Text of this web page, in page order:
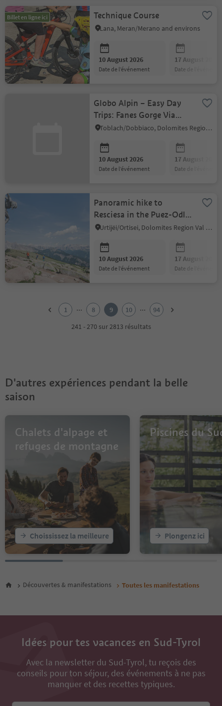
Billet en ligne ici Technique Course
Lana, Meran/Merano and environs
10 August 2026
date de l’événement
17 August 2026
date de
Globo Alpin – Easy Day
Trips: Fanes Gorge Via
Ferrata Tour
Toblach/Dobbiaco, Dolomites Region 3 Zinnen
10 August 2026
date de l’événement
17 August 2026
date de
Panoramic hike to
Resciesa in the Puez-Odle
Nature Park
Urtijëi/Ortisei, Dolomites Region Val Gardena
10 August 2026
date de l’événement
17 August 2026
date de
10
11
13
19
20
21
22
25
26
27
28
30
42
1 ... 8 9 10 ...
94
241 - 270 sur 2813 résultats
D'autres expériences pendant la belle
saison
Chalets d'alpage et
refuges de montagne
Choississez la meilleure
Piscines du
Plongenz ici
Découvertes & manifestations Toutes les manifestations
Idées pour tes vacances en Sud-Tyrol
Avec la newsletter du Sud-Tyrol, tu reçois des
conseils pour ton séjour, des événements à ne pas
manquer et des recettes typiques.